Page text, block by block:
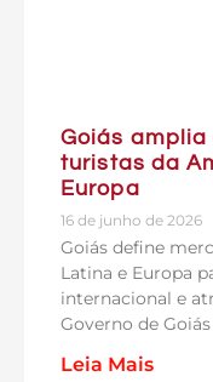
Goiás
turistas da
Europa
16 de junho de 2026
Goiás define
Latina e Europa
internacional e
Governo de
Leia Mais